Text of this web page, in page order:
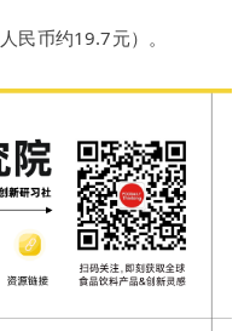
人民币约19.7元）。